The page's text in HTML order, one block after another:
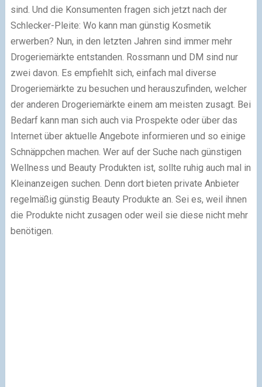
sind. Und die Konsumenten fragen sich jetzt nach der
Schlecker-Pleite: Wo kann man günstig Kosmetik
erwerben? Nun, in den letzten Jahren sind immer mehr
Drogeriemärkte entstanden. Rossmann und DM sind nur
zwei davon. Es empfiehlt sich, einfach mal diverse
Drogeriemärkte zu besuchen und herauszufinden, welcher
der anderen Drogeriemärkte einem am meisten zusagt. Bei
Bedarf kann man sich auch via Prospekte oder über das
Internet über aktuelle Angebote informieren und so einige
Schnäppchen machen. Wer auf der Suche nach günstigen
Wellness und Beauty Produkten ist, sollte ruhig auch mal in
Kleinanzeigen suchen. Denn dort bieten private Anbieter
regelmäßig günstig Beauty Produkte an. Sei es, weil ihnen
die Produkte nicht zusagen oder weil sie diese nicht mehr
benötigen.